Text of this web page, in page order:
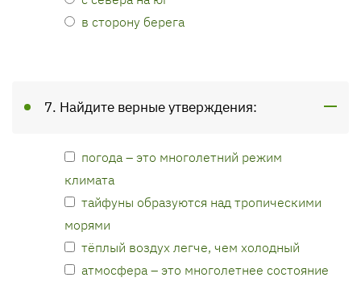
в сторону берега
7. Найдите верные утверждения:
погода – это многолетний режим
климата
тайфуны образуются над тропическими
морями
тёплый воздух легче, чем холодный
атмосфера – это многолетнее состояние